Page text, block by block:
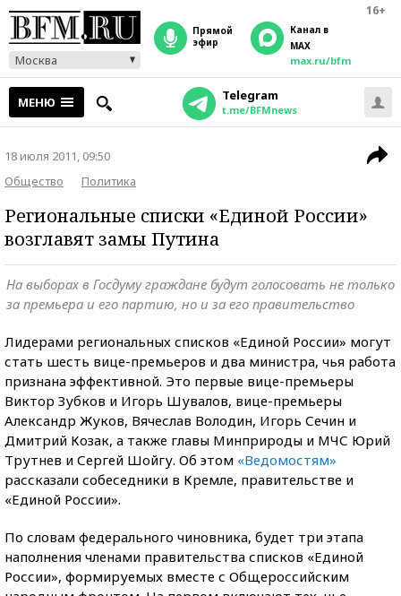
16+
Москва
прямой
эфир
Канал в
MAX
max.ru/bfm
МЕНЮ Telegram
t.me/BFMnews
18 июля 2011, 09:50
Общество
Политика
Региональные списки «Единой России»
возглавят замы Путина
На выборах в Госдуму граждане будут голосовать не только
за премьера и его партию, но и за его правительство
Лидерами региональных списков «Единой России» могут
стать шесть вице-премьеров и два министра, чья работа
признана эффективной. Это первые вице-премьеры
Виктор Зубков и Игорь Шувалов, вице-премьеры
Александр Жуков, Вячеслав Володин, Игорь Сечин и
Дмитрий Козак, а также главы Минприроды и МЧС Юрий
Трутнев и Сергей Шойгу. Об этом «Ведомостям»
рассказали собеседники в Кремле, правительстве и
«Единой России».
По словам федерального чиновника, будет три этапа
наполнения членами правительства списков «Единой
России», формируемых вместе с Общероссийским